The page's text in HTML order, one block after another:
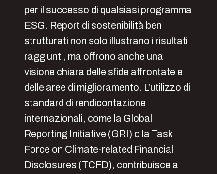
per il successo di qualsiasi programma
ESG. Report di sostenibilità ben
strutturati non solo illustrano i risultati
raggiunti, ma offrono anche una
visione chiara delle sfide affrontate e
delle aree di miglioramento. L’utilizzo di
standard di rendicontazione
internazionali, come la Global
Reporting Initiative (GRI) o la Task
Force on Climate-related Financial
Disclosures (TCFD), contribuisce a